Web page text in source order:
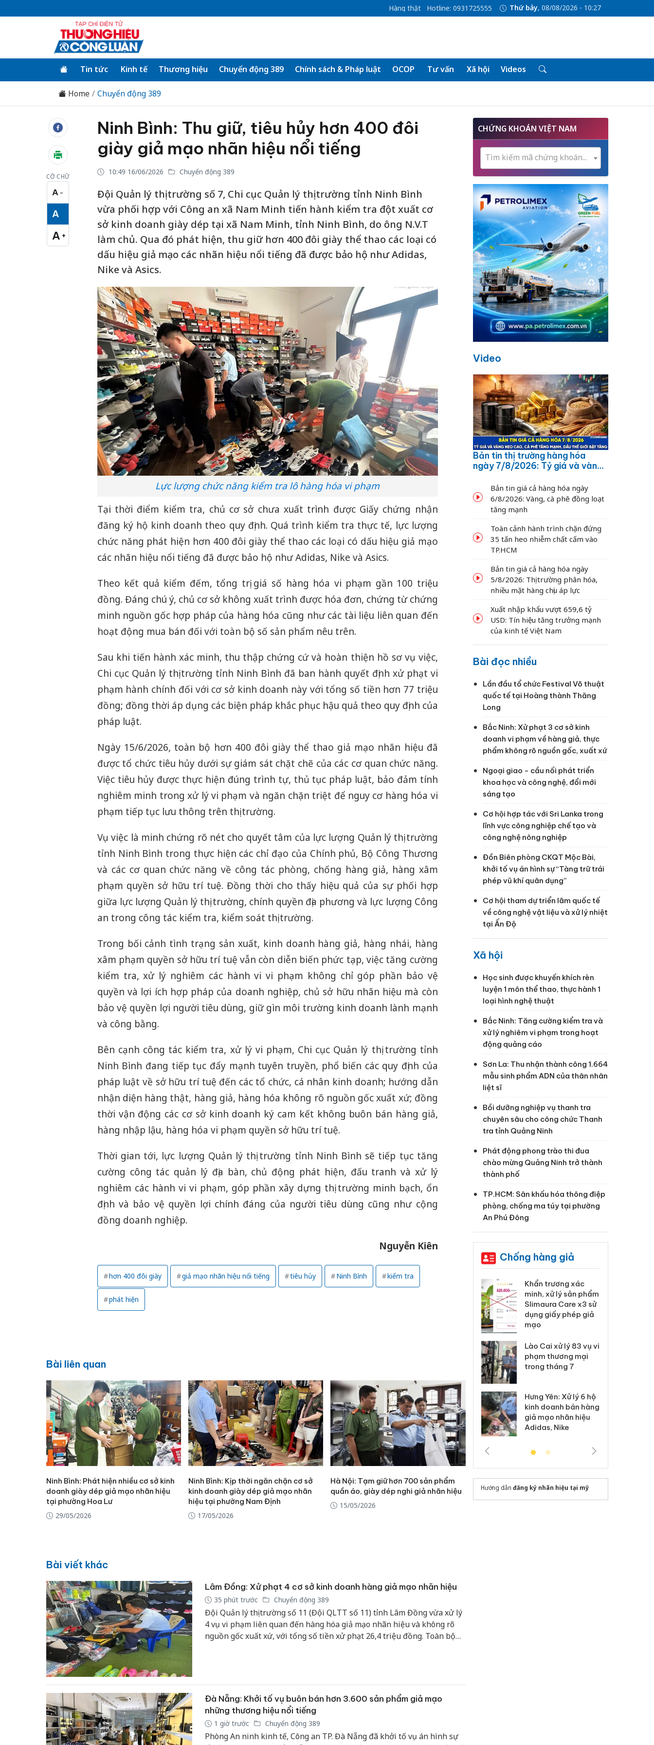
Hàng thật Hotline: 0931725555 Thứ bảy, 08/08/2026 - 10:27
Tin tức Kinh tế Thương hiệu Chuyển động 389 Chính sách & Pháp luật OCOP Tư vấn Xã hội Videos
Home Chuyển động 389
CỠ CHỮ
A −
Cỡ chữ nhỏ
A
Cỡ chữ vừa
A +
Cỡ chữ lớn
Ninh Bình: Thu giữ, tiêu hủy hơn 400 đôi
giày giả mạo nhãn hiệu nổi tiếng
10:49 16/06/2026 Chuyển động 389
Đội Quản lý thị trường số 7, Chi cục Quản lý thị trường tỉnh Ninh Bình
vừa phối hợp với Công an xã Nam Minh tiến hành kiểm tra đột xuất cơ
sở kinh doanh giày dép tại xã Nam Minh, tỉnh Ninh Bình, do ông N.V.T
làm chủ. Qua đó phát hiện, thu giữ hơn 400 đôi giày thể thao các loại có
dấu hiệu giả mạo các nhãn hiệu nổi tiếng đã được bảo hộ như Adidas,
Nike và Asics.
Lực lượng chức năng kiểm tra lô hàng hóa vi phạm
Tại thời điểm kiểm tra, chủ cơ sở chưa xuất trình được Giấy chứng nhận
đăng ký hộ kinh doanh theo quy định. Quá trình kiểm tra thực tế, lực lượng
chức năng phát hiện hơn 400 đôi giày thể thao các loại có dấu hiệu giả mạo
các nhãn hiệu nổi tiếng đã được bảo hộ như Adidas, Nike và Asics.
Theo kết quả kiểm đếm, tổng trị giá số hàng hóa vi phạm gần 100 triệu
đồng. Đáng chú ý, chủ cơ sở không xuất trình được hóa đơn, chứng từ chứng
minh nguồn gốc hợp pháp của hàng hóa cũng như các tài liệu liên quan đến
hoạt động mua bán đối với toàn bộ số sản phẩm nêu trên.
Sau khi tiến hành xác minh, thu thập chứng cứ và hoàn thiện hồ sơ vụ việc,
Chi cục Quản lý thị trường tỉnh Ninh Bình đã ban hành quyết định xử phạt vi
phạm hành chính đối với cơ sở kinh doanh này với tổng số tiền hơn 77 triệu
đồng; đồng thời áp dụng các biện pháp khắc phục hậu quả theo quy định của
pháp luật.
Ngày 15/6/2026, toàn bộ hơn 400 đôi giày thể thao giả mạo nhãn hiệu đã
được tổ chức tiêu hủy dưới sự giám sát chặt chẽ của các cơ quan chức năng.
Việc tiêu hủy được thực hiện đúng trình tự, thủ tục pháp luật, bảo đảm tính
nghiêm minh trong xử lý vi phạm và ngăn chặn triệt để nguy cơ hàng hóa vi
phạm tiếp tục lưu thông trên thị trường.
Vụ việc là minh chứng rõ nét cho quyết tâm của lực lượng Quản lý thị trường
tỉnh Ninh Bình trong thực hiện các chỉ đạo của Chính phủ, Bộ Công Thương
và các cơ quan chức năng về công tác phòng, chống hàng giả, hàng xâm
phạm quyền sở hữu trí tuệ. Đồng thời cho thấy hiệu quả của sự phối hợp
giữa lực lượng Quản lý thị trường, chính quyền địa phương và lực lượng Công
an trong công tác kiểm tra, kiểm soát thị trường.
Trong bối cảnh tình trạng sản xuất, kinh doanh hàng giả, hàng nhái, hàng
xâm phạm quyền sở hữu trí tuệ vẫn còn diễn biến phức tạp, việc tăng cường
kiểm tra, xử lý nghiêm các hành vi vi phạm không chỉ góp phần bảo vệ
quyền và lợi ích hợp pháp của doanh nghiệp, chủ sở hữu nhãn hiệu mà còn
bảo vệ quyền lợi người tiêu dùng, giữ gìn môi trường kinh doanh lành mạnh
và công bằng.
Bên cạnh công tác kiểm tra, xử lý vi phạm, Chi cục Quản lý thị trường tỉnh
Ninh Bình đang tiếp tục đẩy mạnh tuyên truyền, phổ biến các quy định của
pháp luật về sở hữu trí tuệ đến các tổ chức, cá nhân kinh doanh; hướng dẫn
nhận diện hàng thật, hàng giả, hàng hóa không rõ nguồn gốc xuất xứ; đồng
thời vận động các cơ sở kinh doanh ký cam kết không buôn bán hàng giả,
hàng nhập lậu, hàng hóa vi phạm quyền sở hữu trí tuệ.
Thời gian tới, lực lượng Quản lý thị trường tỉnh Ninh Bình sẽ tiếp tục tăng
cường công tác quản lý địa bàn, chủ động phát hiện, đấu tranh và xử lý
nghiêm các hành vi vi phạm, góp phần xây dựng thị trường minh bạch, ổn
định và bảo vệ quyền lợi chính đáng của người tiêu dùng cũng như cộng
đồng doanh nghiệp.
Nguyễn Kiên
hơn 400 đôi giày giả mạo nhãn hiệu nổi tiếng tiêu hủy Ninh Bình kiểm tra
phát hiện
Bài liên quan
Ninh Bình: Phát hiện nhiều cơ sở kinh
doanh giày dép giả mạo nhãn hiệu
tại phường Hoa Lư
29/05/2026
Ninh Bình: Kịp thời ngăn chặn cơ sở
kinh doanh giày dép giả mạo nhãn
hiệu tại phường Nam Định
17/05/2026
Hà Nội: Tạm giữ hơn 700 sản phẩm
quần áo, giày dép nghi giả nhãn hiệu
15/05/2026
Bài viết khác
Lâm Đồng: Xử phạt 4 cơ sở kinh doanh hàng giả mạo nhãn hiệu
35 phút trước Chuyển động 389
Đội Quản lý thị trường số 11 (Đội QLTT số 11) tỉnh Lâm Đồng vừa xử lý
4 vụ vi phạm liên quan đến hàng hóa giả mạo nhãn hiệu và không rõ
nguồn gốc xuất xứ, với tổng số tiền xử phạt 26,4 triệu đồng. Toàn bộ
Đà Nẵng: Khởi tố vụ buôn bán hơn 3.600 sản phẩm giả mạo
những thương hiệu nổi tiếng
1 giờ trước Chuyển động 389
Phòng An ninh kinh tế, Công an TP. Đà Nẵng đã khởi tố vụ án hình sự
CHỨNG KHOÁN VIỆT NAM
Tìm kiếm mã chứng khoán...
Video
Bản tin thị trường hàng hóa
ngày 7/8/2026: Tỷ giá và vàng
dầu thế giới bật tăng
Bản tin giá cả hàng hóa ngày
6/8/2026: Vàng, cà phê đồng loạt
tăng mạnh
Toàn cảnh hành trình chặn đứng
35 tấn heo nhiễm chất cấm vào
TP.HCM
Bản tin giá cả hàng hóa ngày
5/8/2026: Thị trường phân hóa,
nhiều mặt hàng chịu áp lực
Xuất nhập khẩu vượt 659,6 tỷ
USD: Tín hiệu tăng trưởng mạnh
của kinh tế Việt Nam
Bài đọc nhiều
Lần đầu tổ chức Festival Võ thuật
quốc tế tại Hoàng thành Thăng
Long
Bắc Ninh: Xử phạt 3 cơ sở kinh
doanh vi phạm về hàng giả, thực
phẩm không rõ nguồn gốc, xuất xứ
Ngoại giao - cầu nối phát triển
khoa học và công nghệ, đổi mới
sáng tạo
Cơ hội hợp tác với Sri Lanka trong
lĩnh vực công nghiệp chế tạo và
công nghệ nông nghiệp
Đồn Biên phòng CKQT Mộc Bài,
khởi tố vụ án hình sự “Tàng trữ trái
phép vũ khí quân dụng”
Cơ hội tham dự triển lãm quốc tế
về công nghệ vật liệu và xử lý nhiệt
tại Ấn Độ
Xã hội
Học sinh được khuyến khích rèn
luyện 1 môn thể thao, thực hành 1
loại hình nghệ thuật
Bắc Ninh: Tăng cường kiểm tra và
xử lý nghiêm vi phạm trong hoạt
động quảng cáo
Sơn La: Thu nhận thành công 1.664
mẫu sinh phẩm ADN của thân nhân
liệt sĩ
Bồi dưỡng nghiệp vụ thanh tra
chuyên sâu cho công chức Thanh
tra tỉnh Quảng Ninh
Phát động phong trào thi đua
chào mừng Quảng Ninh trở thành
thành phố
TP.HCM: Sân khấu hóa thông điệp
phòng, chống ma túy tại phường
An Phú Đông
Chống hàng giả
Cà Mau: Tiêu hủy
Thanh Hóa: Tìm bị
hại trong vụ án buôn
bán bình sữa
Moyuum giả
Khẩn trương xác
minh, xử lý sản phẩm
Slimaura Care x3 sử
dụng giấy phép giả
mạo
Lào Cai xử lý 83 vụ vi
phạm thương mại
trong tháng 7
Hưng Yên: Xử lý 6 hộ
kinh doanh bán hàng
giả mạo nhãn hiệu
Adidas, Nike
Hướng dẫn đăng ký nhãn hiệu tại mỹ